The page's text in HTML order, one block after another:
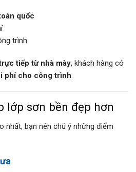
quốc
trình
tiếp từ nhà mày, khách hàng có
phí cho công trình.
lớp sơn bền đẹp hơn
nhất, bạn nên chú ý những điểm